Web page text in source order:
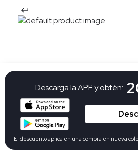
Descarga la APP y obtén:
El descuento aplica en una compra en nueva